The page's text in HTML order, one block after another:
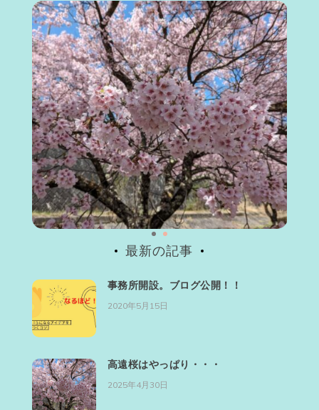
最新の記事
事務所開設。ブログ公開！！
2020年5月15日
高遠桜はやっぱり・・・
2025年4月30日